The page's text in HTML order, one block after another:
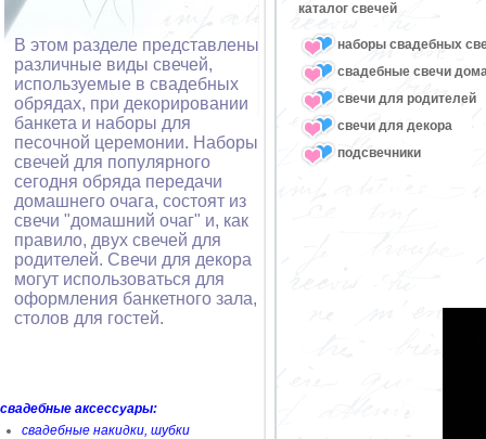
В этом разделе представлены
различные виды свечей,
используемые в свадебных
обрядах, при декорировании
банкета и наборы для
песочной церемонии. Наборы
свечей для популярного
сегодня обряда передачи
домашнего очага, состоят из
свечи "домашний очаг" и, как
правило, двух свечей для
родителей. Свечи для декора
могут использоваться для
оформления банкетного зала,
столов для гостей.
свадебные аксессуары:
свадебные накидки, шубки
каталог свечей
наборы свадебных
свадебные свечи
свечи для родителей
свечи для декора
подсвечники